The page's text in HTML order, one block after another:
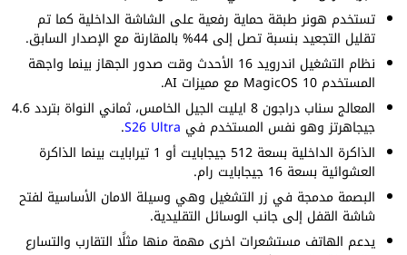
تستخدم هونر طبقة حماية رفعية على الشاشة الداخلية كما تم
تقليل التجعيد بنسبة تصل إلى 44% بالمقارنة مع الإصدار السابق.
نظام التشغيل اندرويد 16 الأحدث وقت صدور الجهاز بينما واجهة
المستخدم MagicOS 10 مع مميزات AI.
المعالج سناب دراجون 8 ايليت الجيل الخامس، ثماني النواة بتردد 4.6
جيجاهرتز وهو نفس المستخدم في S26 Ultra
.
الذاكرة الداخلية بسعة 512 جيجابايت أو 1 تيرابايت بينما الذاكرة
العشوائية بسعة 16 جيجابايت رام.
البصمة مدمجة في زر التشغيل وهي وسيلة الامان الأساسية لفتح
شاشة القفل إلى جانب الوسائل التقليدية.
يدعم الهاتف مستشعرات اخرى مهمة منها مثلًا التقارب والتسارع